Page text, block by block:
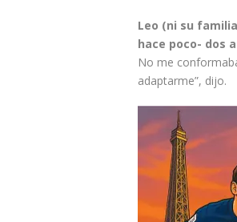
Leo (ni su
hace poco- dos
No me
adaptarme”, dijo.